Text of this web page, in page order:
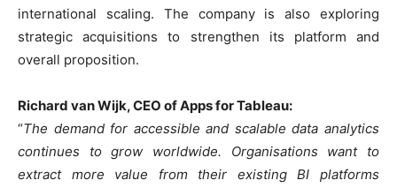
international scaling. The company is also exploring
strategic acquisitions to strengthen its platform and
overall proposition.
Richard van Wijk, CEO of Apps for Tableau:
“The demand for accessible and scalable data analytics
continues to grow worldwide. Organisations want to
extract more value from their existing BI platforms